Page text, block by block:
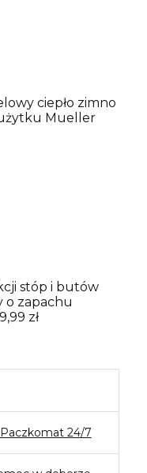
ciepło zimno
Mueller
stóp i butów
o zapachu
zł
24/7